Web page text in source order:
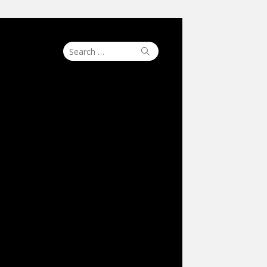
Search
for:
Search